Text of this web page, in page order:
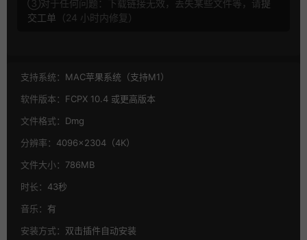
③对于任何问题：下载链接无效，丢失某些文件等，请提
交工单 （24 小时内修复）
支持系统： MAC苹果系统（支持M1）
软件版本： FCPX 10.4 或更高版本
文件格式： Dmg
分辨率： 4096×2304（4K）
文件大小： 786MB
时长： 43秒
音乐： 有
安装方式： 双击插件自动安装